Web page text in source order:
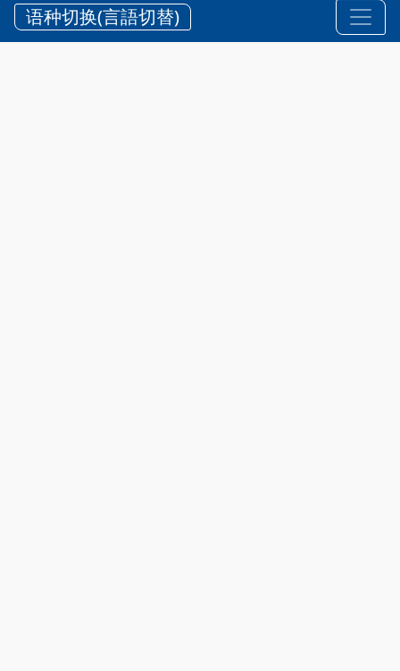
【三重県警察本部】夏期における水難・山岳遭難の防
止
语种切换(言語切替)